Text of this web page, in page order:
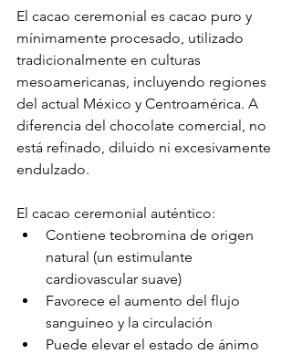
El cacao ceremonial es cacao puro y
mínimamente procesado, utilizado
tradicionalmente en culturas
mesoamericanas, incluyendo regiones
del actual México y Centroamérica. A
diferencia del chocolate comercial, no
está refinado, diluido ni excesivamente
endulzado.
El cacao ceremonial auténtico:
Contiene teobromina de origen
natural (un estimulante
cardiovascular suave)
Favorece el aumento del flujo
sanguíneo y la circulación
Puede elevar el estado de ánimo